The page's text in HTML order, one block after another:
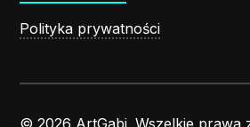
Polityka prywatności